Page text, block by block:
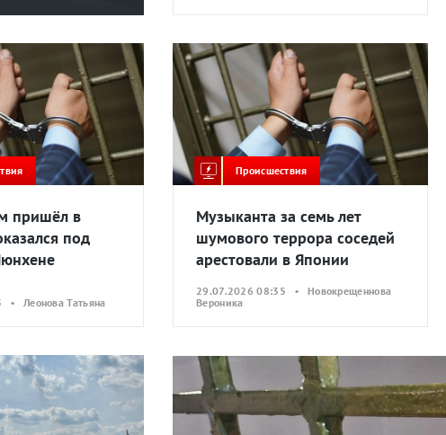
пришёл в
под
• Леонова Татьяна
Происшествия
Музыканта за семь лет
шумового террора соседей
арестовали в Японии
29.07.2026 08:35 • Новокрещеннова
Вероника